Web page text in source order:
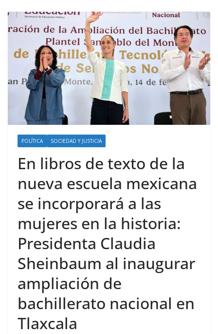
POLÍTICA SOCIEDAD Y JUSTICIA
En libros de texto de la
nueva escuela mexicana
se incorporará a las
mujeres en la historia:
Presidenta Claudia
Sheinbaum al inaugurar
ampliación de
bachillerato nacional en
Tlaxcala